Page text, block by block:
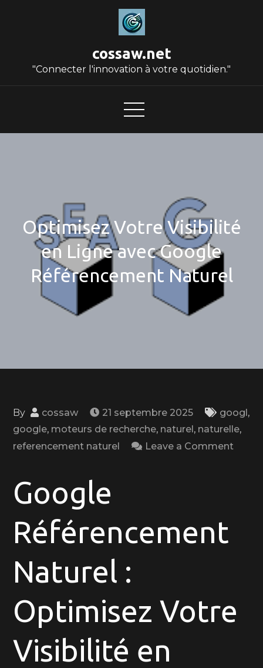
cossaw.net
"Connecter l'innovation à votre quotidien."
Optimisez Votre Visibilité
en Ligne avec Google
Référencement Naturel
By cossaw 21 septembre 2025 googl,
google, moteurs de recherche, naturel, naturelle,
referencement naturel
Leave a Comment
Google
Référencement
Naturel :
Optimisez Votre
Visibilité en